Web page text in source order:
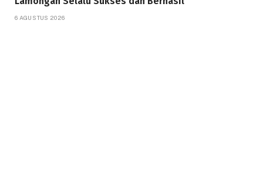
6 AGUSTUS 2026